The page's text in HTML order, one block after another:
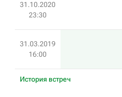
31.10.2020
23:30
31.03.2019
16:00
История встреч